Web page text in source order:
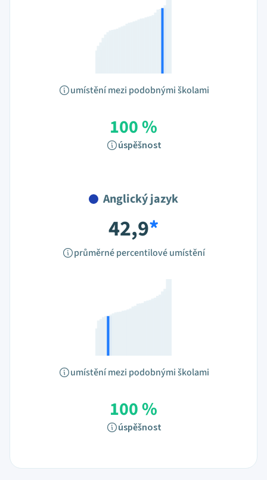
umístění mezi podobnými školami
100 %
úspěšnost
Anglický jazyk
42,9*
průměrné percentilové umístění
umístění mezi podobnými školami
100 %
úspěšnost